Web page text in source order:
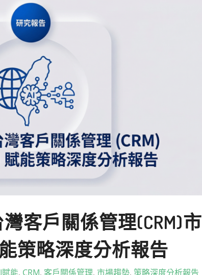
客戶關係管理(CRM)市
策略深度分析報告
賦能, CRM, 客戶關係管理, 市場趨勢, 策略深度分析報告